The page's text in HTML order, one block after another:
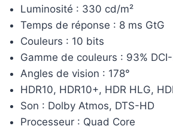
Luminosité : 330 cd/m²
Temps de réponse : 8 ms GtG
Couleurs : 10 bits
Gamme de couleurs : 93%
Angles de vision : 178°
HDR10, HDR10+, HDR HLG,
Son : Dolby Atmos, DTS-HD
Processeur : Quad Core